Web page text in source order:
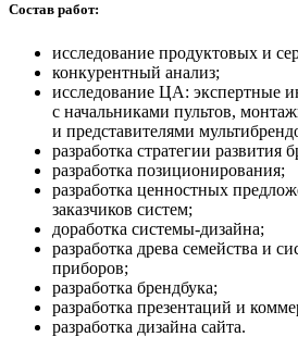
Состав работ:
исследование продуктовых и
конкурентный анализ;
исследование ЦА: экспертные
с начальниками пультов,
и представителями
разработка стратегии развития
разработка позиционирования;
разработка ценностных
заказчиков систем;
доработка системы-дизайна;
разработка древа семейства и
приборов;
разработка брендбука;
разработка презентаций и
разработка дизайна сайта.